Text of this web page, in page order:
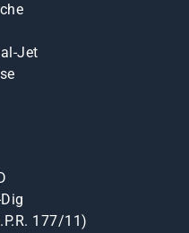
Jet
177/11)